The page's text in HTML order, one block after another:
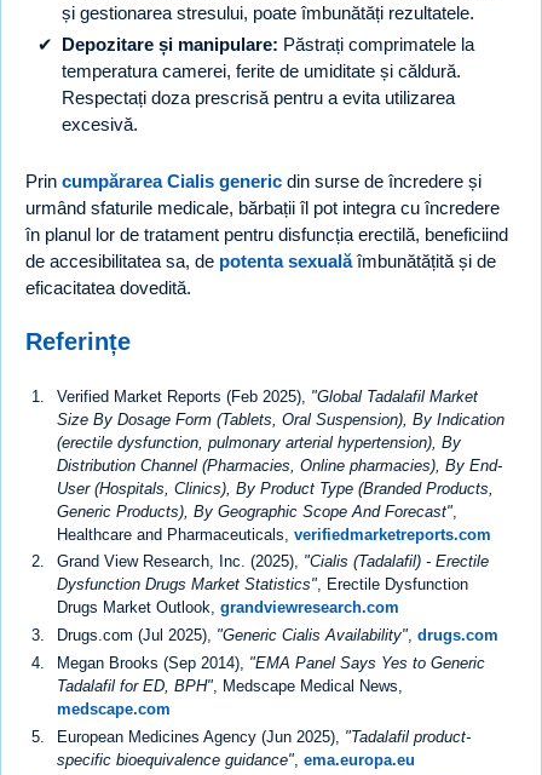
și gestionarea stresului, poate îmbunătăți rezultatele.
Depozitare și manipulare: Păstrați comprimatele la
temperatura camerei, ferite de umiditate și căldură.
Respectați doza prescrisă pentru a evita utilizarea
excesivă.
Prin cumpărarea Cialis generic din surse de încredere și
urmând sfaturile medicale, bărbații îl pot integra cu încredere
în planul lor de tratament pentru disfuncția erectilă, beneficiind
de accesibilitatea sa, de potenta sexualăîmbunătățită și de
eficacitatea dovedită.
Referințe
Verified Market Reports (Feb 2025), "Global Tadalafil Market
Size By Dosage Form (Tablets, Oral Suspension), By Indication
(erectile dysfunction, pulmonary arterial hypertension), By
Distribution Channel (Pharmacies, Online pharmacies), By End-
User (Hospitals, Clinics), By Product Type (Branded Products,
Generic Products), By Geographic Scope And Forecast"
Healthcare and Pharmaceuticals, verifiedmarketreports.com
Grand View Research, Inc. (2025), "Cialis (Tadalafil) - Erectile
Dysfunction Drugs Market Statistics", Erectile Dysfunction
Drugs Market Outlook, grandviewresearch.com
Drugs.com (Jul 2025), "Generic Cialis Availability", drugs.com
Megan Brooks (Sep 2014), "EMA Panel Says Yes to Generic
Tadalafil for ED, BPH", Medscape Medical News,
medscape.com
European Medicines Agency (Jun 2025), "Tadalafil product-
specific bioequivalence guidance", ema.europa.eu